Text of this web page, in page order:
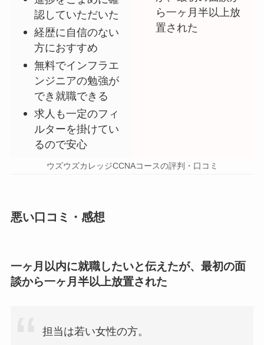
認していただいた
経歴に自信のない
方におすすめ
無料でインフラエ
ンジニアの勉強が
でき就職できる
求人も一定のフィ
ルターを掛けてい
るので安心
ら一ヶ月半以上放
置された
ウズウズカレッジCCNAコースの評判・口コミ
悪い口コミ・感想
一ヶ月以内に就職したいと伝えたが、最初の面
談から一ヶ月半以上放置された
担当は若い女性の方。